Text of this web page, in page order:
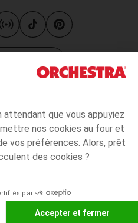
que vous appuyiez
nos cookies au four et
vos préférences. Alors, prêt
des cookies ?
par
Accepter et fermer
offres en coursDonnées personnelles
de la Fédération du e-
française (FEVAD) et au système
e-commerce